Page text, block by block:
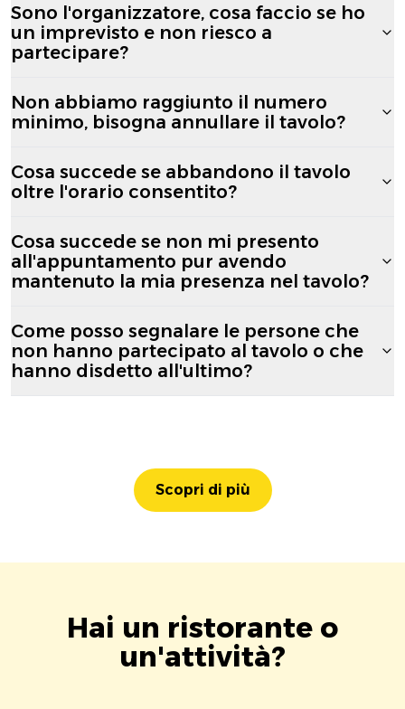
Sono l'organizzatore, cosa faccio se ho
un imprevisto e non riesco a
partecipare?
Non abbiamo raggiunto il numero
minimo, bisogna annullare il tavolo?
Cosa succede se abbandono il tavolo
oltre l'orario consentito?
Cosa succede se non mi presento
all'appuntamento pur avendo
mantenuto la mia presenza nel tavolo?
Come posso segnalare le persone che
non hanno partecipato al tavolo o che
hanno disdetto all'ultimo?
Scopri di più
Hai un ristorante o
un'attività?